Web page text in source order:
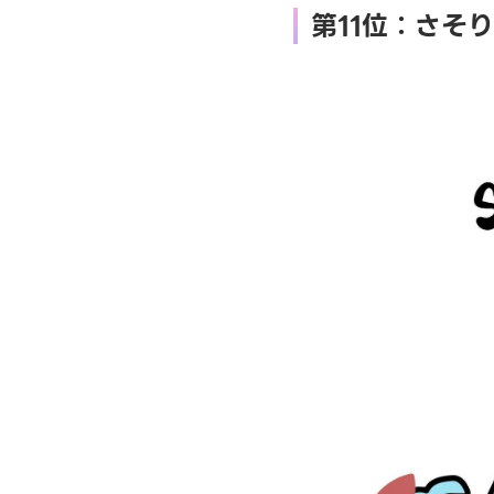
第11位：さそ